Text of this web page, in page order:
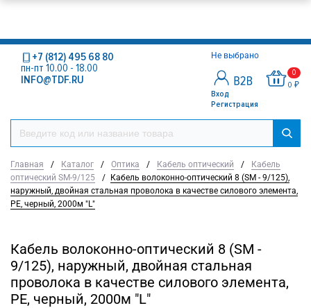
Не выбрано
Вход
Регистрация
0
0 ₽
+7 (812) 495 68 80
пн-пт 10.00 - 18.00
INFO@TDF.RU
Главная / Каталог / Оптика / Кабель оптический /
Кабель
оптический SM-9/125
/
Кабель волоконно-оптический 8 (SМ - 9/125),
наружный, двойная стальная проволока в качестве силового элемента,
PE, черный, 2000м "L"
Кабель волоконно-оптический 8 (SМ -
9/125), наружный, двойная стальная
проволока в качестве силового элемента,
PE, черный, 2000м "L"